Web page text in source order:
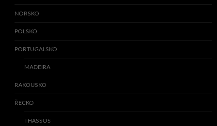
NORSKO
POLSKO
PORTUGALSKO
MADEIRA
RAKOUSKO
ŘECKO
THASSOS